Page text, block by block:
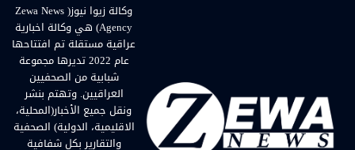
وكالة زيوا نيوز( Zewa News
Agency) هي وكالة اخبارية
عراقية مستقلة تم افتتاحها
عام 2022 تديرها مجموعة
شبابية من الصحفيين
العراقيين. وتهتم بنشر
ونقل جميع الأخبار(المحلية،
الاقليمية، الدولية) الصحفية
والتقارير بكل شفافية